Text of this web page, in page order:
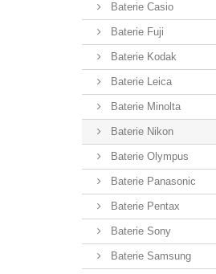
Baterie Casio
Baterie Fuji
Baterie Kodak
Baterie Leica
Baterie Minolta
Baterie Nikon
Baterie Olympus
Baterie Panasonic
Baterie Pentax
Baterie Sony
Baterie Samsung